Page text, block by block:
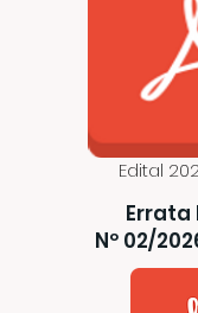
Edital
Errata
Nº 02/